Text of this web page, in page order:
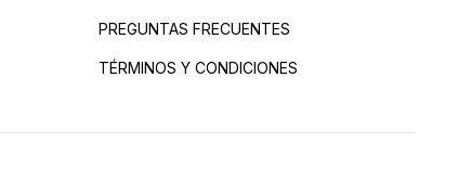
PREGUNTAS FRECUENTES
TÉRMINOS Y CONDICIONES